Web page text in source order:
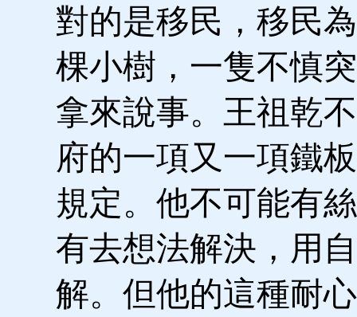
對的是移民，移民
棵小樹，一隻不慎
拿來說事。王祖乾
府的一項又一項鐵
規定。他不可能有
有去想法解決，用
解。但他的這種耐